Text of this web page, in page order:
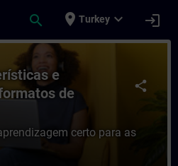
search place Turkey expand_more login
– Características e
share
e
de
certo para as